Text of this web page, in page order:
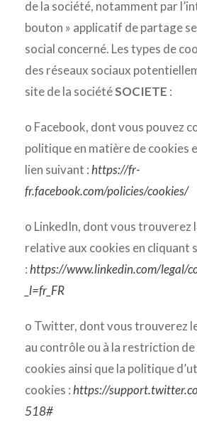
de la société, notamment par
bouton » applicatif de partage
social concerné. Les types de
des réseaux sociaux
site de la sociétéSOCIETE :
o Facebook, dont vous pouvez
politique en matière de cookies
lien suivant :https://fr-
fr.facebook.com/policies/cookies/
o LinkedIn, dont vous trouverez
relative aux cookies en cliquant
:https://www.linkedin.com/legal/
_l=fr_FR
o Twitter, dont vous trouverez
au contrôle ou à la restriction
cookies ainsi que la politique
cookies :https://
518#